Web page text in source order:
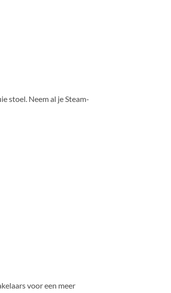
stoel. Neem al je Steam-
voor een meer